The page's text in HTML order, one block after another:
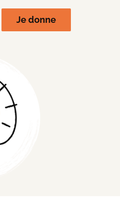
Je donne